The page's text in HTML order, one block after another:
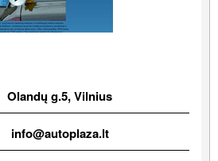
Olandų g.5, Vilnius
info@autoplaza.lt